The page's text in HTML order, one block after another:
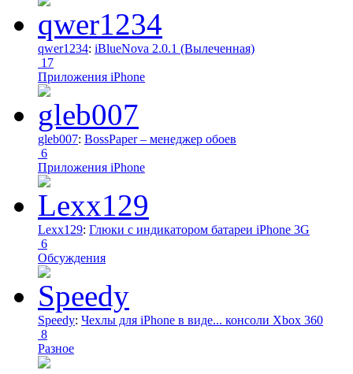
qwer1234: iBlueNova 2.0.1 (Вылеченная)
17
Приложения iPhone
gleb007: BossPaper – менеджер обоев
6
Приложения iPhone
Lexx129: Глюки с индикатором батареи iPhone 3G
6
Обсуждения
Speedy: Чехлы для iPhone в виде... консоли Xbox 360
8
Разное